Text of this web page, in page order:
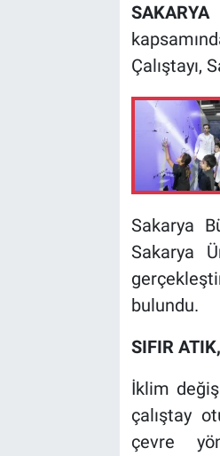
Çalıştayı,
Sakarya
Sakarya
bulundu.
SIFIR
İklim
çalıştay
çevre